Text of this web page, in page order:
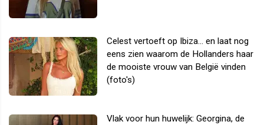
Celest vertoeft op Ibiza... en laat nog
eens zien waarom de Hollanders haar
de mooiste vrouw van België vinden
(foto's)
Vlak voor hun huwelijk: Georgina, de